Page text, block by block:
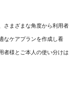
さまざまな角度から利用者
なケアプランを作成し看
者様とご本人の使い分けは